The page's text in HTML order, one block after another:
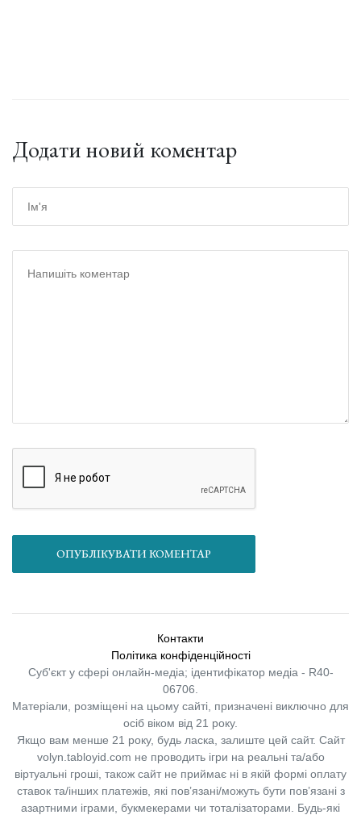
Додати новий коментар
ОПУБЛІКУВАТИ КОМЕНТАР
Контакти
Політика конфіденційності
Суб'єкт у сфері онлайн-медіа; ідентифікатор медіа - R40-
06706.
Матеріали, розміщені на цьому сайті, призначені виключно для
осіб віком від 21 року.
Якщо вам менше 21 року, будь ласка, залиште цей сайт. Сайт
volyn.tabloyid.com не проводить ігри на реальні та/або
віртуальні гроші, також сайт не приймає ні в якій формі оплату
ставок та/інших платежів, які пов’язані/можуть бути пов’язані з
азартними іграми, букмекерами чи тоталізаторами. Будь-які